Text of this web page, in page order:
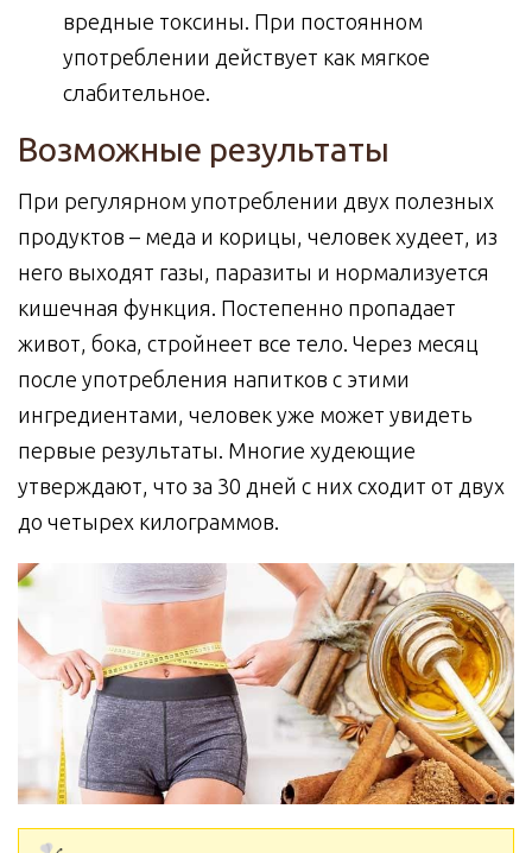
вредные токсины. При постоянном
употреблении действует как мягкое
слабительное.
Возможные результаты
При регулярном употреблении двух полезных
продуктов – меда и корицы, человек худеет, из
него выходят газы, паразиты и нормализуется
кишечная функция. Постепенно пропадает
живот, бока, стройнеет все тело. Через месяц
после употребления напитков с этими
ингредиентами, человек уже может увидеть
первые результаты. Многие худеющие
утверждают, что за 30 дней с них сходит от двух
до четырех килограммов.